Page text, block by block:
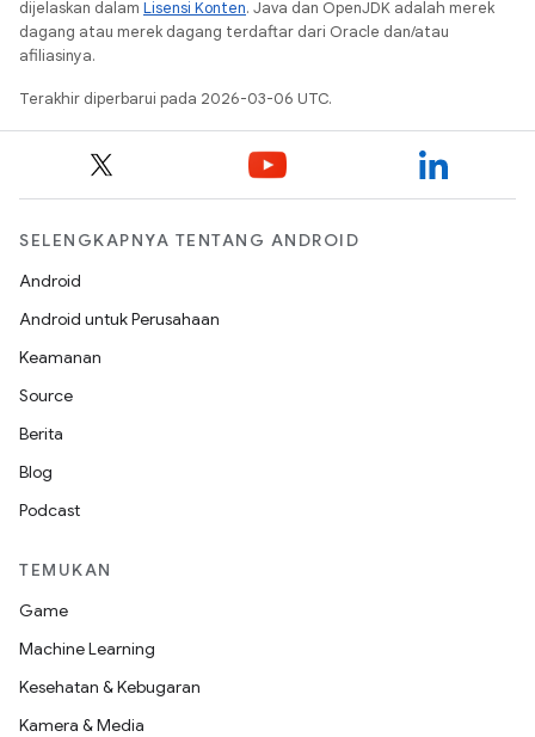
dijelaskan dalam Lisensi Konten. Java dan OpenJDK adalah merek
dagang atau merek dagang terdaftar dari Oracle dan/atau
afiliasinya.
Terakhir diperbarui pada 2026-03-06 UTC.
SELENGKAPNYA TENTANG ANDROID
Android
Android untuk Perusahaan
Keamanan
Source
Berita
Blog
Podcast
TEMUKAN
Game
Machine Learning
Kesehatan & Kebugaran
Kamera & Media